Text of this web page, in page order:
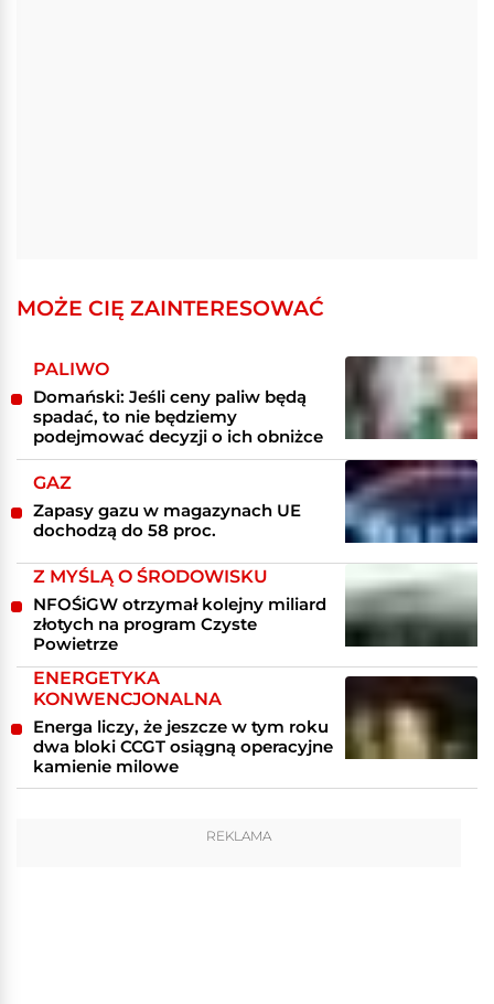
MOŻE CIĘ ZAINTERESOWAĆ
PALIWO
Domański: Jeśli ceny paliw będą
spadać, to nie będziemy
podejmować decyzji o ich obniżce
GAZ
Zapasy gazu w magazynach UE
dochodzą do 58 proc.
Z MYŚLĄ O ŚRODOWISKU
NFOŚiGW otrzymał kolejny miliard
złotych na program Czyste
Powietrze
ENERGETYKA
KONWENCJONALNA
Energa liczy, że jeszcze w tym roku
dwa bloki CCGT osiągną operacyjne
kamienie milowe
REKLAMA